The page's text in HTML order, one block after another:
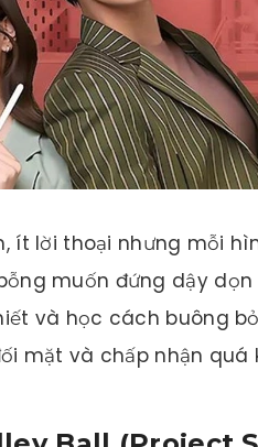
ít lời thoại nhưng mỗi
muốn đứng dậy
và học cách buông
mặt và chấp nhận quá